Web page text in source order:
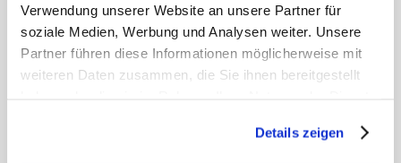
Verwendung unserer Website an unsere Partner für
soziale Medien, Werbung und Analysen weiter. Unsere
Partner führen diese Informationen möglicherweise mit
weiteren Daten zusammen, die Sie ihnen bereitgestellt
Details zeigen
Hier können Sie online
Infomaterialien zu Ihrem
Wunschstudium
bestellen.